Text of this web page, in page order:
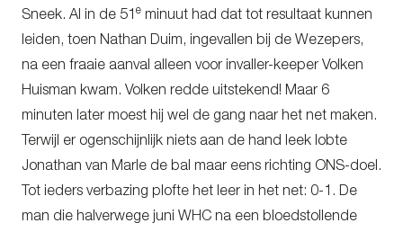
Sneek. Al in de 51 e minuut had dat tot resultaat kunnen
leiden, toen Nathan Duim, ingevallen bij de Wezepers,
na een fraaie aanval alleen voor invaller-keeper Volken
Huisman kwam. Volken redde uitstekend! Maar 6
minuten later moest hij wel de gang naar het net maken.
Terwijl er ogenschijnlijk niets aan de hand leek lobte
Jonathan van Marle de bal maar eens richting ONS-doel.
Tot ieders verbazing plofte het leer in het net: 0-1. De
man die halverwege juni WHC na een bloedstollende